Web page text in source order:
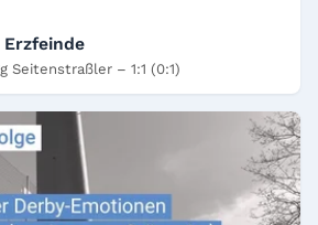
Seitenstraßler – 1:1 (0:1)